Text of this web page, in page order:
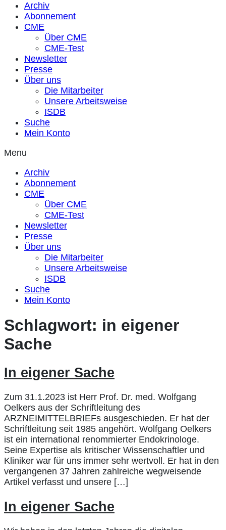
Archiv
Abonnement
CME
Über CME
CME-Test
Newsletter
Presse
Über uns
Die Mitarbeiter
Unsere Arbeitsweise
ISDB
Suche
Mein Konto
Menu
Archiv
Abonnement
CME
Über CME
CME-Test
Newsletter
Presse
Über uns
Die Mitarbeiter
Unsere Arbeitsweise
ISDB
Suche
Mein Konto
Schlagwort: in eigener
Sache
In eigener Sache
Zum 31.1.2023 ist Herr Prof. Dr. med. Wolfgang
Oelkers aus der Schriftleitung des
ARZNEIMITTELBRIEFs ausgeschieden. Er hat der
Schriftleitung seit 1985 angehört. Wolfgang Oelkers
ist ein international renommierter Endokrinologe.
Seine Expertise als kritischer Wissenschaftler und
Kliniker war für uns immer sehr wertvoll. Er hat in den
vergangenen 37 Jahren zahlreiche wegweisende
Artikel verfasst und unsere […]
In eigener Sache